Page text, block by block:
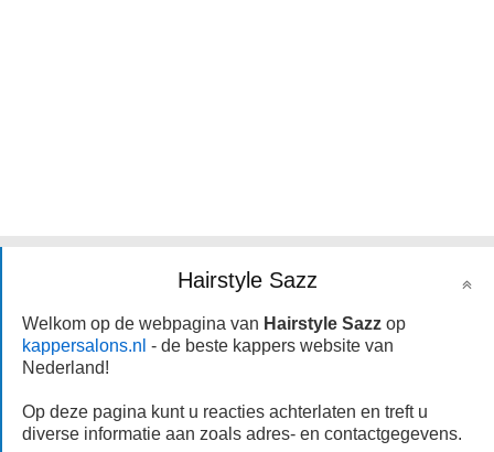
Hairstyle Sazz
Welkom op de webpagina van Hairstyle Sazz op
kappersalons.nl - de beste kappers website van
Nederland!
Op deze pagina kunt u reacties achterlaten en treft u
diverse informatie aan zoals adres- en contactgegevens.